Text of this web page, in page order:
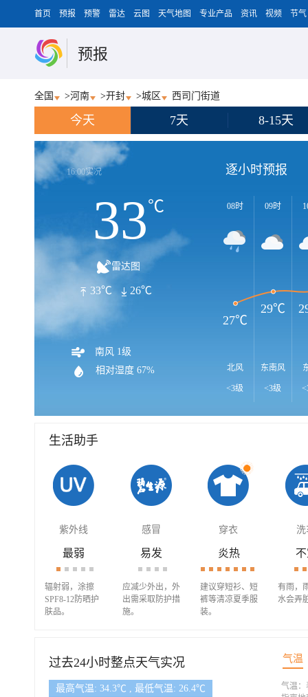
首页 预报 预警 雷达 云图 天气地图 专业产品 资讯 视频 节气
预报
全国 >河南 >开封 >城区 西司门街道
今天 7天 8-15天
16:00实况
33℃
雷达图
33℃ 26℃
南风 1级
相对湿度 67%
逐小时预报
08时
北风
<3级
09时
东南风
<3级
27℃
29℃
生活助手
紫外线 感冒 穿衣 洗
最弱
辐射弱，涂擦
SPF8-12防晒护
肤品。
易发
应减少外出，外
出需采取防护措
施。
炎热
建议穿短衫、短
裤等清凉夏季服
装。
有雨，
水会弄
过去24小时整点天气实况 气温
最高气温: 34.3℃ , 最低气温: 26.4℃
气温：